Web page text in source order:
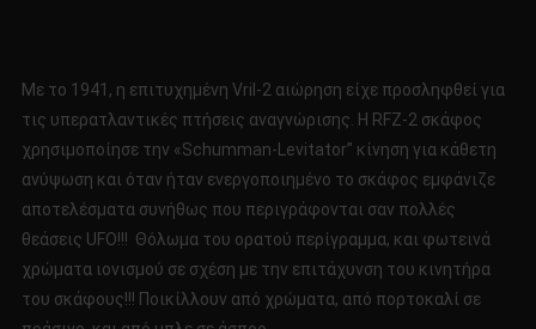
Με το 1941, η επιτυχημένη Vril-2 αιώρηση είχε προσληφθεί για
τις υπερατλαντικές πτήσεις αναγνώρισης. Η RFZ-2 σκάφος
χρησιμοποίησε την «Schumman-Levitator” κίνηση για κάθετη
ανύψωση και όταν ήταν ενεργοποιημένο το σκάφος εμφάνιζε
αποτελέσματα συνήθως που περιγράφονται σαν πολλές
θεάσεις UFO!!! Θόλωμα του ορατού περίγραμμα, και φωτεινά
χρώματα ιονισμού σε σχέση με την επιτάχυνση του κινητήρα
του σκάφους!!! Ποικίλλουν από χρώματα, από πορτοκαλί σε